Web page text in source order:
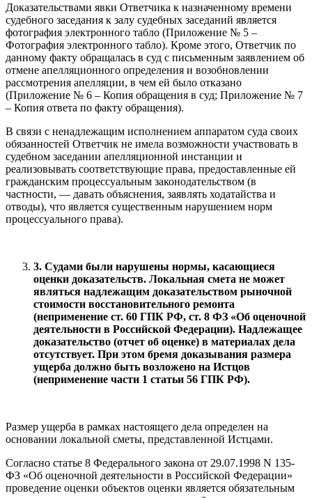
Доказательствами явки Ответчика к назначенному времени
судебного заседания к залу судебных заседаний является
фотография электронного табло (Приложение № 5 –
Фотография электронного табло). Кроме этого, Ответчик по
данному факту обращалась в суд с письменным заявлением об
отмене апелляционного определения и возобновлении
рассмотрения апелляции, в чем ей было отказано
(Приложение № 6 – Копия обращения в суд; Приложение № 7
– Копия ответа по факту обращения).
В связи с ненадлежащим исполнением аппаратом суда своих
обязанностей Ответчик не имела возможности участвовать в
судебном заседании апелляционной инстанции и
реализовывать соответствующие права, предоставленные ей
гражданским процессуальным законодательством (в
частности, — давать объяснения, заявлять ходатайства и
отводы), что является существенным нарушением норм
процессуального права).
3. Судами были нарушены нормы, касающиеся
оценки доказательств. Локальная смета не может
являться надлежащим доказательством рыночной
стоимости восстановительного ремонта
(неприменение ст. 60 ГПК РФ, ст. 8 ФЗ «Об оценочной
деятельности в Российской Федерации). Надлежащее
доказательство (отчет об оценке) в материалах дела
отсутствует. При этом бремя доказывания размера
ущерба должно быть возложено на Истцов
(неприменение части 1 статьи 56 ГПК РФ).
Размер ущерба в рамках настоящего дела определен на
основании локальной сметы, представленной Истцами.
Согласно статье 8 Федерального закона от 29.07.1998 N 135-
ФЗ «Об оценочной деятельности в Российской Федерации»
проведение оценки объектов оценки является обязательным